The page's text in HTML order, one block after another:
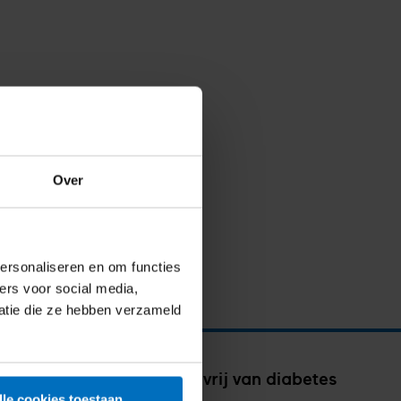
Over
en om functies
voor social media,
die ze hebben verzameld
Iedereen vrij van diabetes